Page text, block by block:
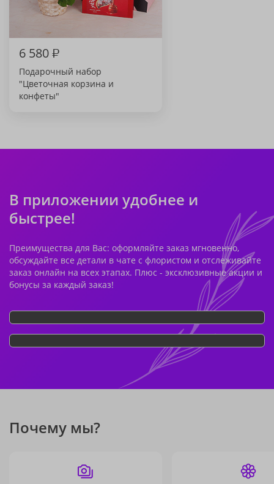
6 580₽
Подарочный набор
"Цветочная корзина и
конфеты"
В приложении удобнее и
быстрее!
Преимущества для Вас: оформляйте заказ мгновенно,
обсуждайте все детали в чате с флористом и отслеживайте
заказ онлайн на всех этапах. Плюс - эксклюзивные акции и
бонусы за каждый заказ!
Почему мы?